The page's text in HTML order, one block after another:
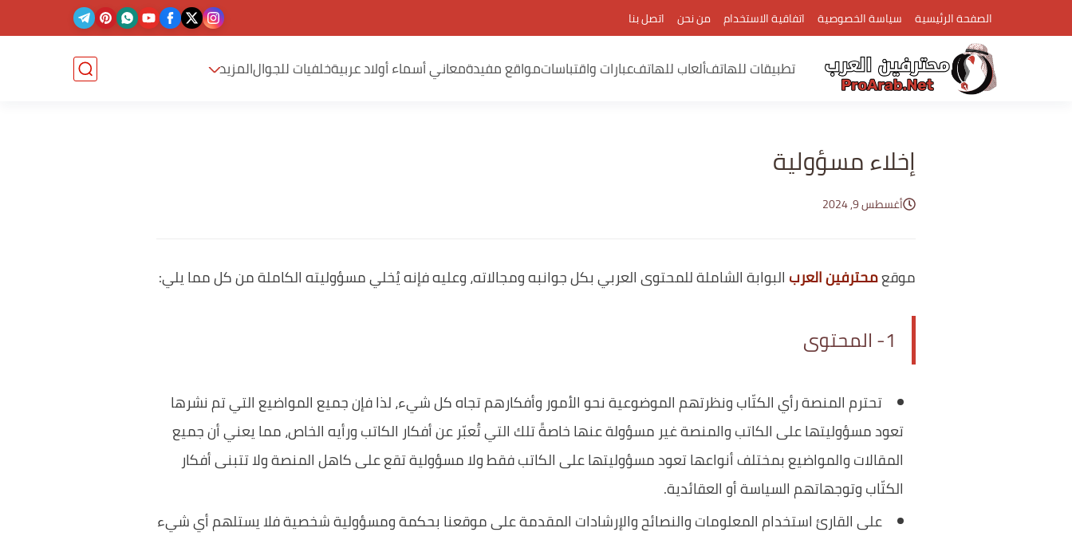
الصفحة الرئيسية سياسة الخصوصية اتفاقية الاستخدام من نحن اتصل بنا
تطبيقات للهاتفألعاب للهاتفعبارات واقتباساتمواقع مفيدةمعاني أسماء أولاد عربيةخلفيات للجوالالمزيد
إخلاء مسؤولية
أغسطس 9, 2024
موقعمحترفين العرب البوابة الشاملة للمحتوى العربي بكل جوانبه ومجالاته، وعليه فإنه يُخلي مسؤوليته الكاملة من كل مما يلي:
1- المحتوى
تحترم المنصة رأي الكتّاب ونظرتهم الموضوعية نحو الأمور وأفكارهم تجاه كل شيء، لذا فإن جميع المواضيع التي تم نشرها
تعود مسؤوليتها على الكاتب والمنصة غير مسؤولة عنها خاصةً تلك التي تُعبّر عن أفكار الكاتب ورأيه الخاص، مما يعني أن جميع
المقالات والمواضيع بمختلف أنواعها تعود مسؤوليتها على الكاتب فقط ولا مسؤولية تقع على كاهل المنصة ولا تتبنى أفكار
الكتّاب وتوجهاتهم السياسة أو العقائدية.
على القارئ استخدام المعلومات والنصائح والإرشادات المقدمة على موقعنا بحكمة ومسؤولية شخصية فلا يستلهم أي شيء